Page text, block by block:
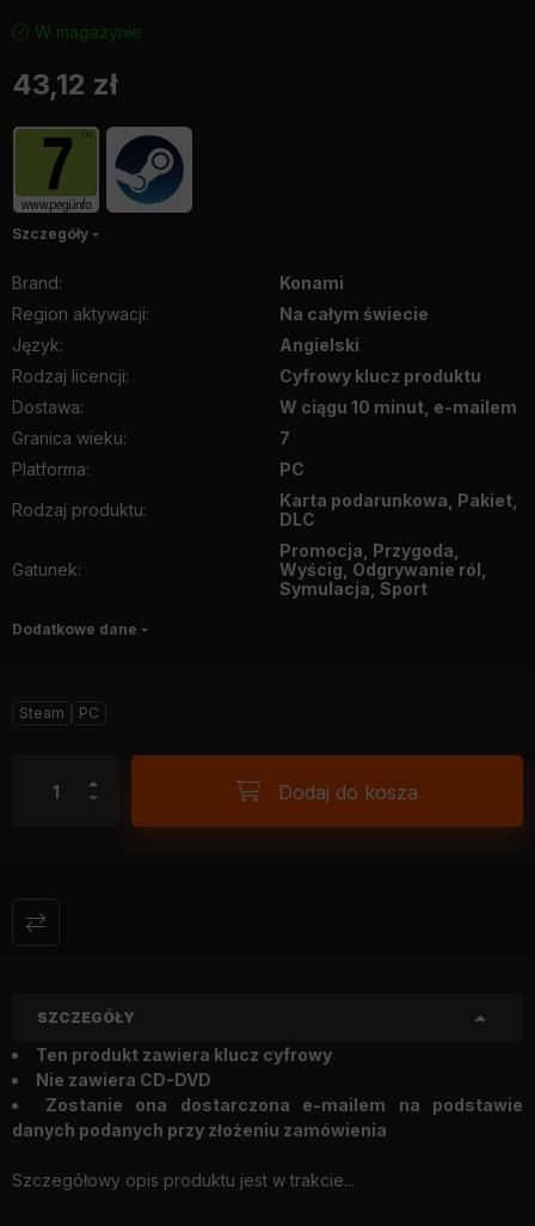
W magazynie
43,12 zł
Szczegóły
Brand:
Konami
Region aktywacji:
Na całym świecie
Język:
Angielski
Rodzaj licencji:
Cyfrowy klucz produktu
Dostawa:
W ciągu 10 minut, e-mailem
Granica wieku:
7
Platforma:
PC
Rodzaj produktu:
Karta podarunkowa, Pakiet,
DLC
Gatunek:
Promocja, Przygoda,
Wyścig, Odgrywanie ról,
Symulacja, Sport
Dodatkowe dane
Steam PC
Dodaj do kosza
SZCZEGÓŁY
Ten produkt zawiera klucz cyfrowy
Nie zawiera CD-DVD
Zostanie ona dostarczona e-mailem na podstawie
danych podanych przy złożeniu zamówienia
Szczegółowy opis produktu jest w trakcie...